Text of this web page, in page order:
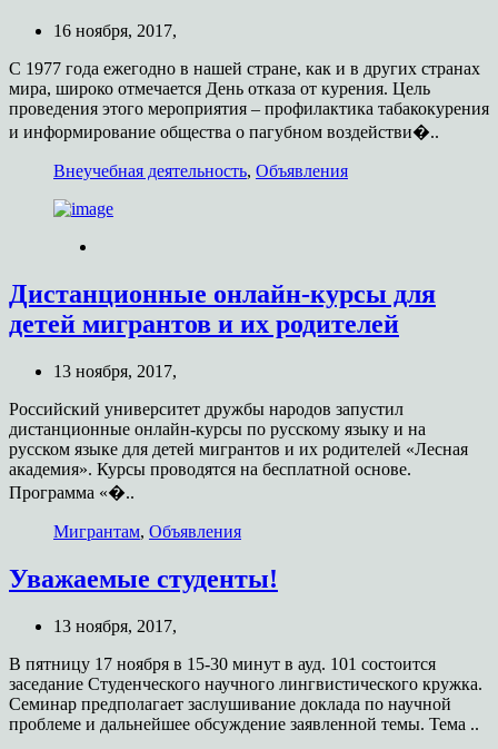
16 ноября, 2017,
С 1977 года ежегодно в нашей стране, как и в других странах
мира, широко отмечается День отказа от курения. Цель
проведения этого мероприятия – профилактика табакокурения
и информирование общества о пагубном воздействи�..
Внеучебная деятельность, Объявления
Дистанционные онлайн-курсы для
детей мигрантов и их родителей
13 ноября, 2017,
Российский университет дружбы народов запустил
дистанционные онлайн-курсы по русскому языку и на
русском языке для детей мигрантов и их родителей «Лесная
академия». Курсы проводятся на бесплатной основе.
Программа «�..
Мигрантам, Объявления
Уважаемые студенты!
13 ноября, 2017,
В пятницу 17 ноября в 15-30 минут в ауд. 101 состоится
заседание Студенческого научного лингвистического кружка.
Семинар предполагает заслушивание доклада по научной
проблеме и дальнейшее обсуждение заявленной темы. Тема ..